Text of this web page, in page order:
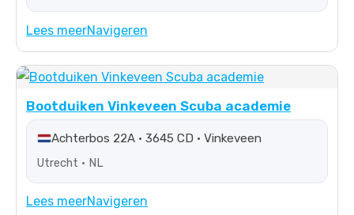
Lees meerNavigeren
Bootduiken Vinkeveen Scuba academie
Achterbos 22A • 3645 CD • Vinkeveen
Utrecht • NL
Lees meerNavigeren